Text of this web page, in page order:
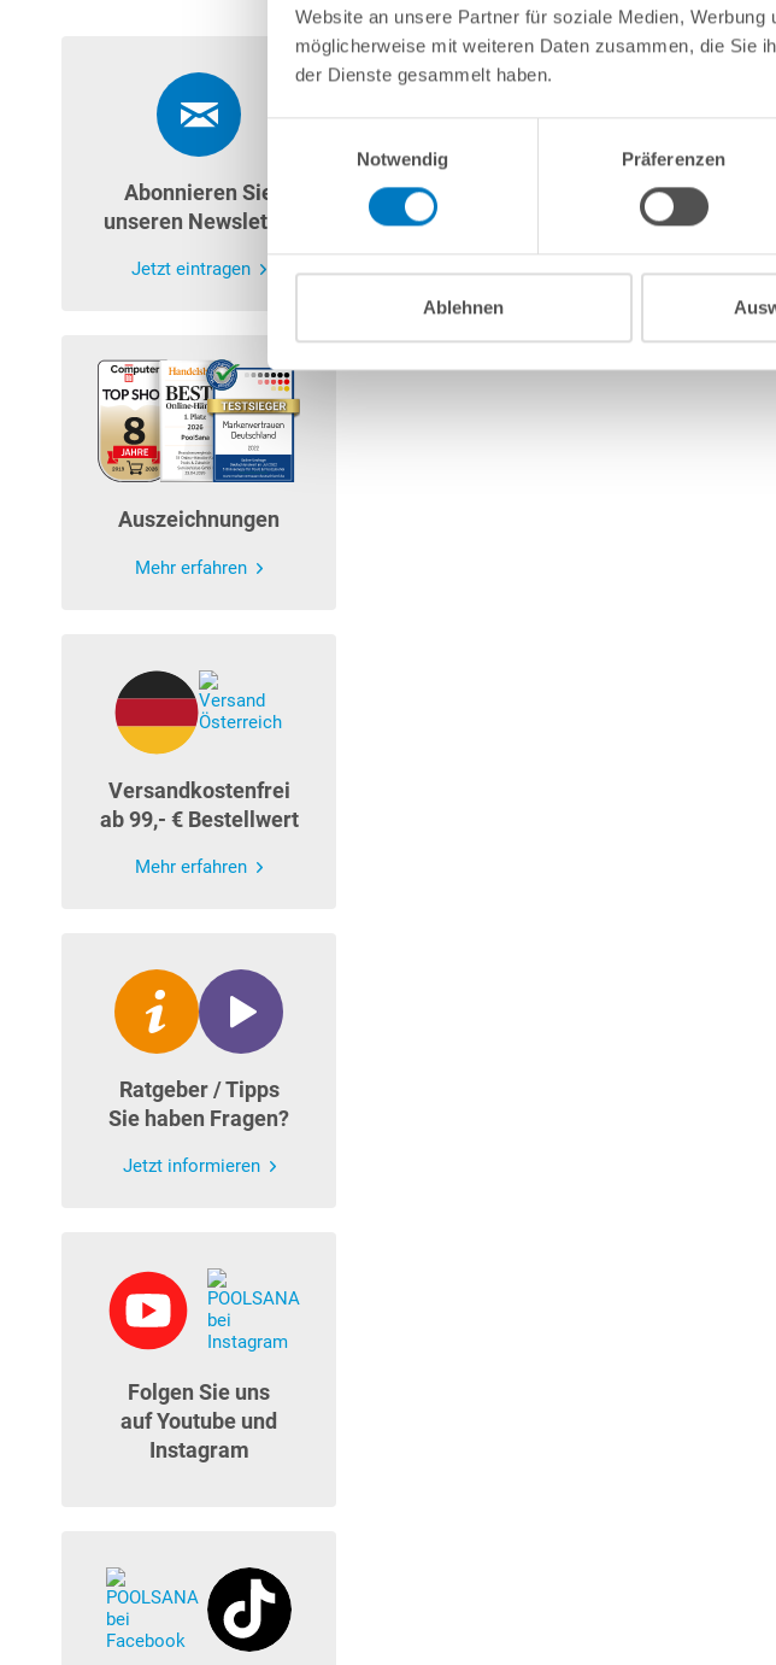
Website an unsere Partner für soziale Medien,
möglicherweise mit weiteren Daten zusammen, die Sie
der Dienste gesammelt haben.
Notwendig
Präferenzen
Ablehnen
Abonnieren Sie
unseren Newsletter
Jetzt eintragen
Auszeichnungen
Mehr erfahren
Versandkostenfrei
ab 99,- € Bestellwert
Mehr erfahren
Ratgeber / Tipps
Sie haben Fragen?
Jetzt informieren
Folgen Sie uns
auf Youtube und
Instagram